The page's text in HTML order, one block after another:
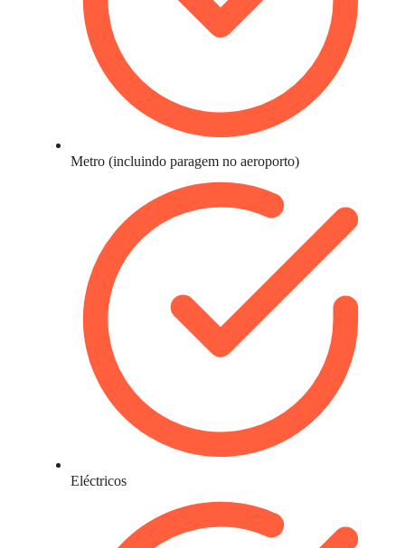
Metro (incluindo paragem no aeroporto)
Eléctricos